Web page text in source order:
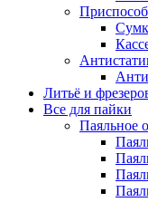
Литьё и
Все для пайки
Паяльное